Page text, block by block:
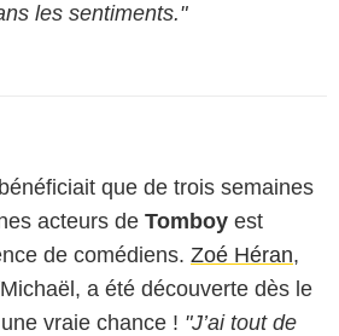
les sentiments."
que de trois semaines
acteurs de Tomboy est
de comédiens. Zoé Héran,
a été découverte dès le
vraie chance ! "J’ai tout de